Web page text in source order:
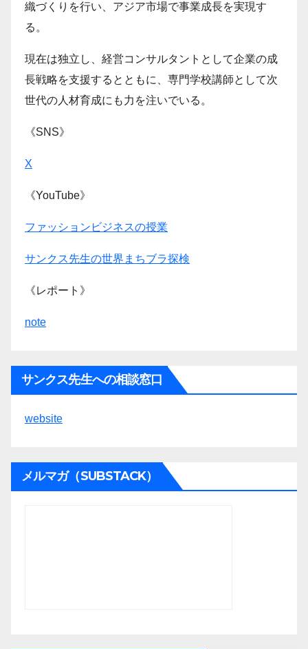
織づくりを行い、アジア市場で事業成長を実現す
る。
現在は独立し、経営コンサルタントとして企業の成
長戦略を支援するとともに、専門学校講師として次
世代の人材育成にも力を注いでいる。
《SNS》
X
《YouTube》
ファッションビジネスの授業
サンクス先生の世界まちブラ探検
《レポート》
note
サンクス先生への相談窓口
website
メルマガ（SUBSTACK）